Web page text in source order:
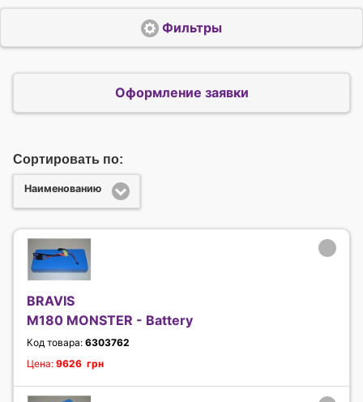
Фильтры
Оформление заявки
Сортировать по:
Наименованию
BRAVIS
M180 MONSTER - Battery
Код товара: 6303762
Цена: 9626 грн